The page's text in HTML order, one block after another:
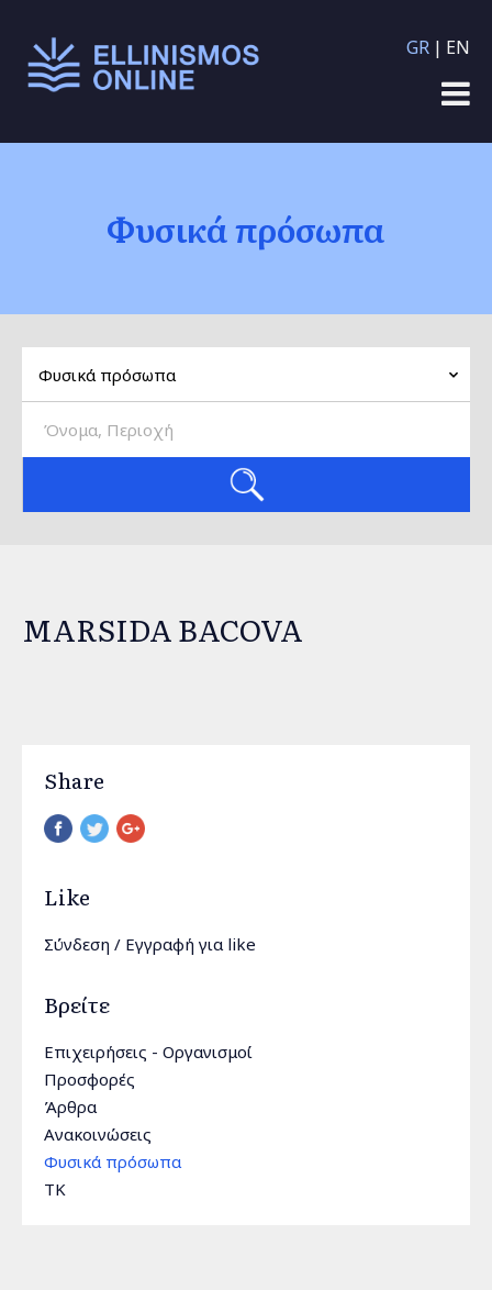
κυρίως περιεχόμενο
GR EN
Φυσικά πρόσωπα
MARSIDA BACOVA
Share
Like
Σύνδεση / Εγγραφή για like
Βρείτε
Επιχειρήσεις - Οργανισμοί
Προσφορές
Άρθρα
Ανακοινώσεις
Φυσικά πρόσωπα
TK